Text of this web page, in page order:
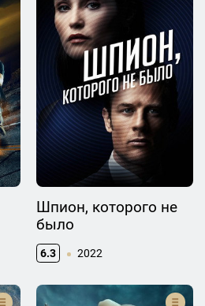
Шпион, которого не
было
6.3 2022